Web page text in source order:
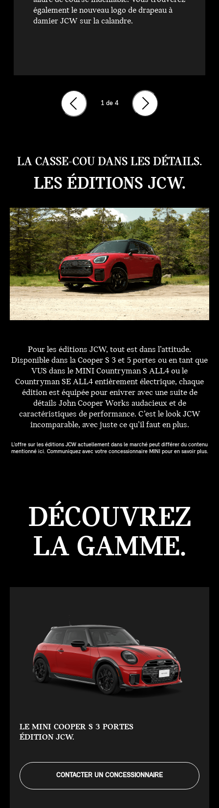
également le nouveau logo de drapeau à
damier JCW sur la calandre.
1 de 4
LA CASSE-COU DANS LES DÉTAILS.
LES ÉDITIONS JCW.
Pour les éditions JCW, tout est dans l’attitude.
Disponible dans la Cooper S 3 et 5 portes ou en tant que
VUS dans le MINI Countryman S ALL4 ou le
Countryman SE ALL4 entièrement électrique, chaque
édition est équipée pour enivrer avec une suite de
détails John Cooper Works audacieux et de
caractéristiques de performance. C’est le look JCW
incomparable, avec juste ce qu’il faut en plus.
L’offre sur les éditions JCW actuellement dans le marché peut différer du contenu
mentionné ici. Communiquez avec votre concessionnaire MINI pour en savoir plus.
DÉCOUVREZ
LA GAMME.
LE MINI COOPER S 3 PORTES
ÉDITION JCW.
CONTACTER UN CONCESSIONNAIRE